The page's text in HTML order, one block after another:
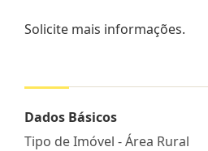
Solicite mais informações.
Dados Básicos
Tipo de Imóvel - Área Rural